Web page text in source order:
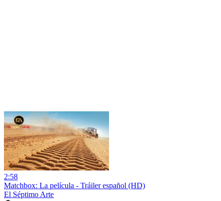
2:58
Matchbox: La película - Tráiler español (HD)
El Séptimo Arte